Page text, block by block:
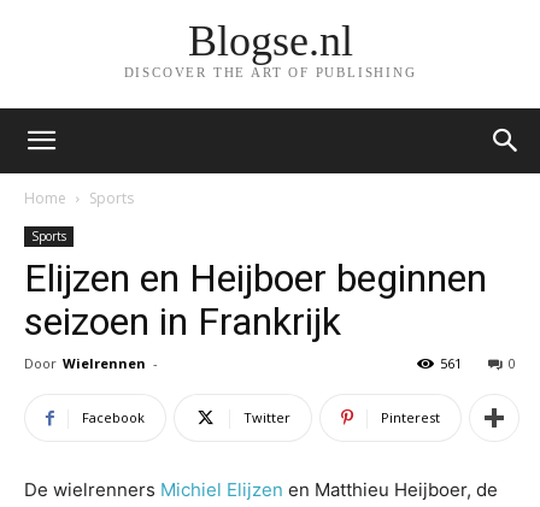
Blogse.nl
DISCOVER THE ART OF PUBLISHING
Home Sports
Sports
Elijzen en Heijboer beginnen
seizoen in Frankrijk
Door Wielrennen - 0
561
Facebook Twitter Pinterest
De wielrenners Michiel Elijzen en Matthieu Heijboer, de